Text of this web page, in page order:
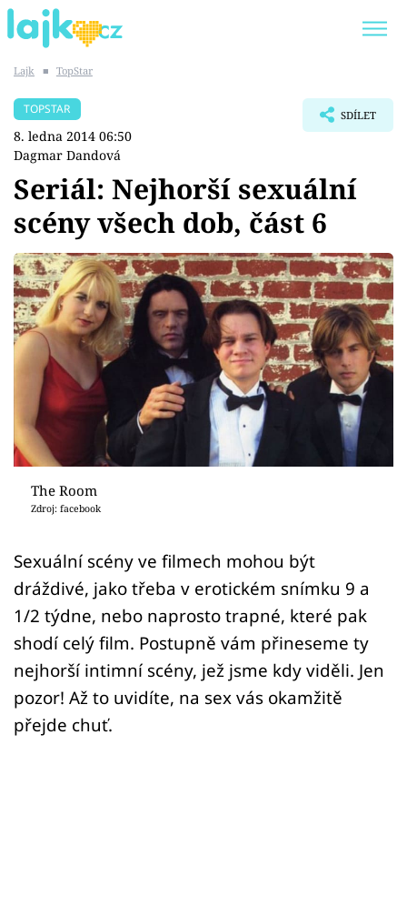
SHOPAHOLICADEL
Témata
Showbyznys
Youtubeři
Virály
Sex a vztahy
Videa
Sledujte prima+
Přihlášení
Sledujte nás
Lajk ■ TopStar
TOPSTAR
8. ledna 2014 06:50
Dagmar Dandová
SDÍLET
Seriál: Nejhorší sexuální
scény všech dob, část 6
The Room
Zdroj: facebook
Sexuální scény ve filmech mohou být
dráždivé, jako třeba v erotickém snímku 9 a
1/2 týdne, nebo naprosto trapné, které pak
shodí celý film. Postupně vám přineseme ty
nejhorší intimní scény, jež jsme kdy viděli. Jen
pozor! Až to uvidíte, na sex vás okamžitě
přejde chuť.